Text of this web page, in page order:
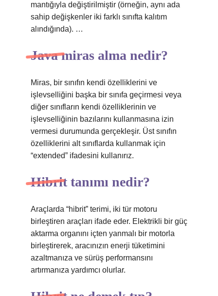
mantığıyla değiştirilmiştir (örneğin, aynı ada
sahip değişkenler iki farklı sınıfta kalıtım
alındığında). …
Java miras alma nedir?
Miras, bir sınıfın kendi özelliklerini ve
işlevselliğini başka bir sınıfa geçirmesi veya
diğer sınıfların kendi özelliklerinin ve
işlevselliğinin bazılarını kullanmasına izin
vermesi durumunda gerçekleşir. Üst sınıfın
özelliklerini alt sınıflarda kullanmak için
“extended” ifadesini kullanırız.
Hibrit tanımı nedir?
Araçlarda “hibrit” terimi, iki tür motoru
birleştiren araçları ifade eder. Elektrikli bir güç
aktarma organını içten yanmalı bir motorla
birleştirerek, aracınızın enerji tüketimini
azaltmanıza ve sürüş performansını
artırmanıza yardımcı olurlar.